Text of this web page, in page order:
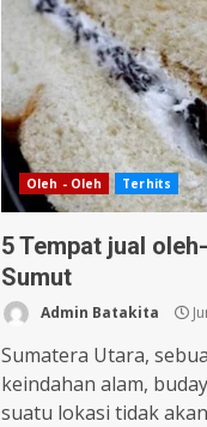
Oleh - Oleh Terhits
5 Tempat jual
Sumut
Admin Batakita
Sumatera Utara,
keindahan alam,
suatu lokasi tidak